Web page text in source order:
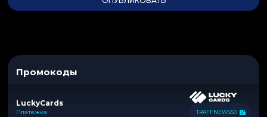
Промокоды
LuckyCards
Платежка TRAFFNEWS50